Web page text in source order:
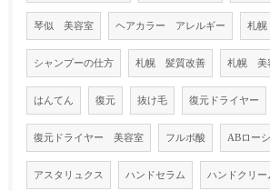
琴似 美容室 ヘアカラー アレルギー 札
シャンプーの仕方 札幌 髪質改善 札幌 美
はんてん 復元 抜け毛 復元ドライヤー
復元ドライヤー 美容室 フルボ酸 ABロー
アスタリュクス ハンドセラム ハンドクリー